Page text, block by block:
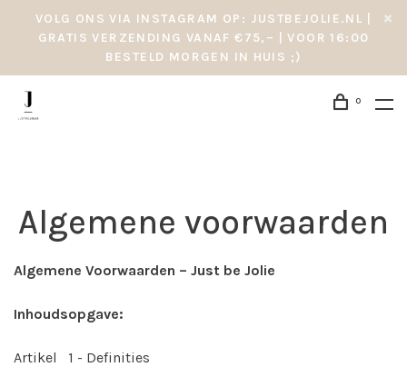
VOLG ONS VIA INSTAGRAM OP: JUSTBEJOLIE.NL |
GRATIS VERZENDING VANAF €75,– | VOOR 16:00
BESTELD MORGEN IN HUIS ;)
0
Algemene voorwaarden
Algemene Voorwaarden – Just be Jolie
Inhoudsopgave:
Artikel 1 - Definities